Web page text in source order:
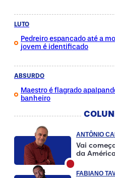
LUTO
Pedreiro espancado até a
jovem é identificado
ABSURDO
Maestro é flagrado
banheiro
ANTÔNIO
Vai
da
FABIANO